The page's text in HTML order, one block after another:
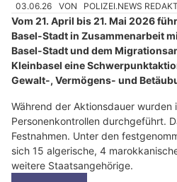
03.06.26 VON POLIZEI.NEWS
Vom 21. April bis 21. Mai 2026
Basel-Stadt in Zusammenarbeit
Basel-Stadt und dem
Kleinbasel eine
Gewalt-, Vermögens- und
Während der Aktionsdauer wurden
Personenkontrollen durchgeführt.
Festnahmen. Unter den
sich 15 algerische, 4
weitere Staatsangehörige.